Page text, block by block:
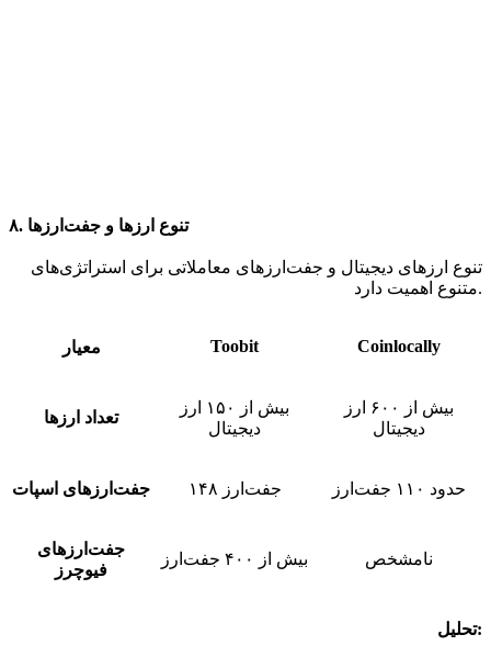
۸. تنوع ارزها و جفت‌ارزها
تنوع ارزهای دیجیتال و جفت‌ارزهای معاملاتی برای استراتژی‌های
متنوع اهمیت دارد.
معیار Toobit Coinlocally
تعداد ارزها
بیش از ۱۵۰ ارز
دیجیتال
بیش از ۶۰۰ ارز
دیجیتال
جفت‌ارزهای اسپات ۱۴۸ جفت‌ارز حدود ۱۱۰ جفت‌ارز
جفت‌ارزهای
فیوچرز
بیش از ۴۰۰ جفت‌ارز نامشخص
تحلیل: